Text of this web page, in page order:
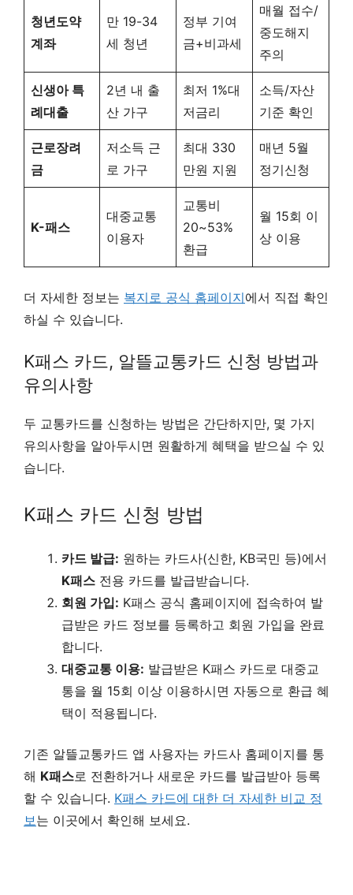
청년도약
계좌
만 19-34
세 청년
정부 기여
금+비과세
매월 접수/
중도해지
주의
신생아 특
례대출
2년 내 출
산 가구
최저 1%대
저금리
소득/자산
기준 확인
근로장려
금
저소득 근
로 가구
최대 330
만원 지원
매년 5월
정기신청
K-패스
대중교통
이용자
교통비
20~53%
환급
월 15회 이
상 이용
더 자세한 정보는 복지로 공식 홈페이지에서 직접 확인
하실 수 있습니다.
K패스 카드, 알뜰교통카드 신청 방법과
유의사항
두 교통카드를 신청하는 방법은 간단하지만, 몇 가지
유의사항을 알아두시면 원활하게 혜택을 받으실 수 있
습니다.
K패스 카드 신청 방법
카드 발급: 원하는 카드사(신한, KB국민 등)에서
K패스 전용 카드를 발급받습니다.
회원 가입: K패스 공식 홈페이지에 접속하여 발
급받은 카드 정보를 등록하고 회원 가입을 완료
합니다.
대중교통 이용: 발급받은 K패스 카드로 대중교
통을 월 15회 이상 이용하시면 자동으로 환급 혜
택이 적용됩니다.
기존 알뜰교통카드 앱 사용자는 카드사 홈페이지를 통
해 K패스로 전환하거나 새로운 카드를 발급받아 등록
할 수 있습니다. K패스 카드에 대한 더 자세한 비교 정
보 는 이곳에서 확인해 보세요.